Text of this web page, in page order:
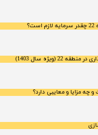
مزایا و معایبی دارد؟